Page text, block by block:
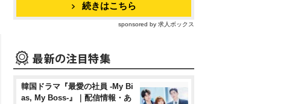
続きはこちら
sponsored by 求人ボックス
韓国ドラマ『最愛の社員 -My Bi
as, My Boss-』｜配信情報・あ